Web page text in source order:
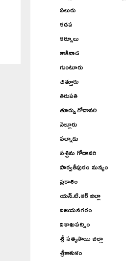
ఏలురు
కడప
కర్నూలు
కాకినాడ
గుంటూరు
చిత్తూరు
తిరుపతి
తూర్పు గోదావరి
నెల్లూరు
పల్నాడు
పశ్చిమ గోదావరి
పార్వతీపురం మన్యం
ప్రకాశం
యన్.టి.ఆర్ జిల్లా
విజయనగరం
విశాఖపట్నం
శ్రీ సత్యసాయి జిల్లా
శ్రీకాకుళం